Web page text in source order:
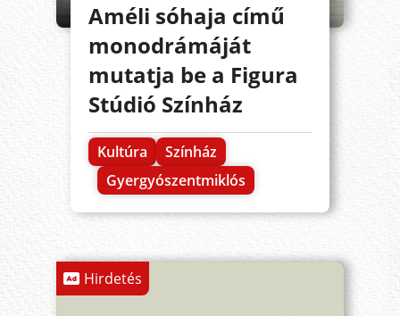
Améli sóhaja című
monodrámáját
mutatja be a Figura
Stúdió Színház
Kultúra
Színház
Gyergyószentmiklós
Hirdetés